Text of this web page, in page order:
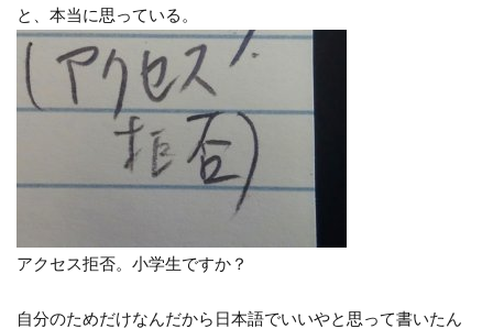
と、本当に思っている。
アクセス拒否。小学生ですか？
自分のためだけなんだから日本語でいいやと思って書いたん